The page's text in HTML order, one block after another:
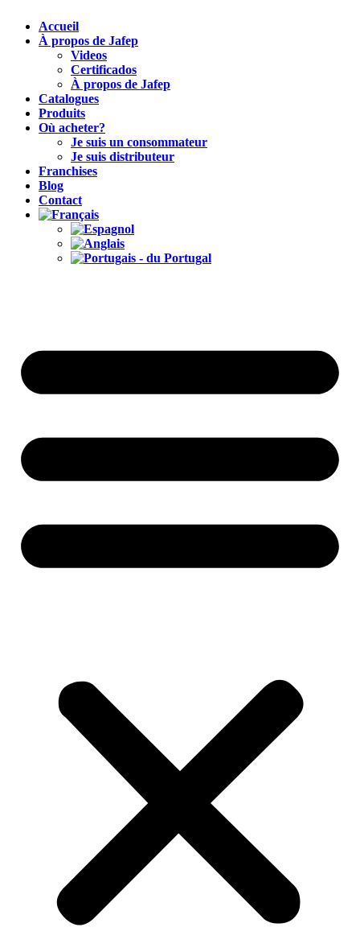
Accueil
À propos de Jafep
Videos
Certificados
À propos de Jafep
Catalogues
Produits
Où acheter?
Je suis un consommateur
Je suis distributeur
Franchises
Blog
Contact